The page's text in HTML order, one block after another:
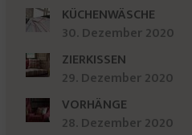
KÜCHENWÄSCHE
30. Dezember 2020
ZIERKISSEN
29. Dezember 2020
VORHÄNGE
28. Dezember 2020